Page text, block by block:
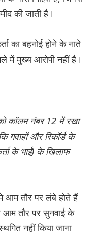
की जाती है।
का बहनोई होने के नाते
में मुख्य आरोपी नहीं है।
कॉलम नंबर 12 में रखा
गवाहों और रिकॉर्ड के
के भाई) के खिलाफ
आम तौर पर लंबे होते हैं
तौर पर सुनवाई के
नहीं किया जाना